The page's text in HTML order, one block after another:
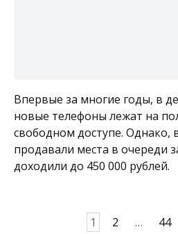
Впервые за многие годы, в
новые телефоны лежат на
свободном доступе. Однако,
продавали места в очереди
доходили до 450 000 рублей.
1 2 … 44